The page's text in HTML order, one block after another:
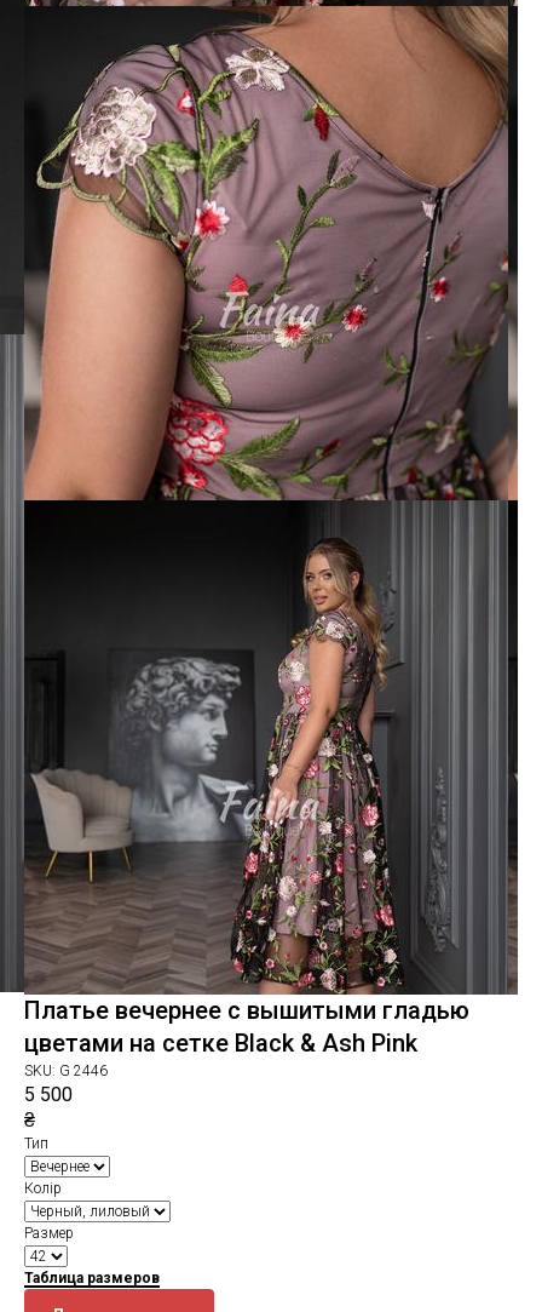
Платье вечернее с вышитыми гладью
цветами на сетке Black & Ash Pink
SKU: G 2446
5 500
₴
Тип
Колір
Размер
Таблица размеров